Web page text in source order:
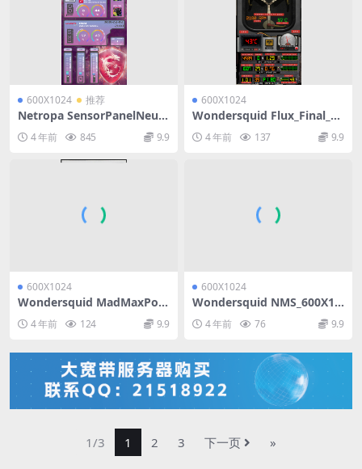
600X1024 推荐
Netropa SensorPanelNeutr
alPurpleAquaVertical_600X
1024_Aida64_SensorPanel
4 年前 845 9.9
600X1024
Wondersquid Flux_Final_60
0X1024_Aida64_SensorPan
el模板
4 年前 137 9.9
600X1024
Wondersquid MadMaxPost
X1024_Aida64_SensorPanel
4 年前 124 9.9
600X1024
Wondersquid NMS_600X10
4 年前 76 9.9
1/3 1 2 3 下一页 »